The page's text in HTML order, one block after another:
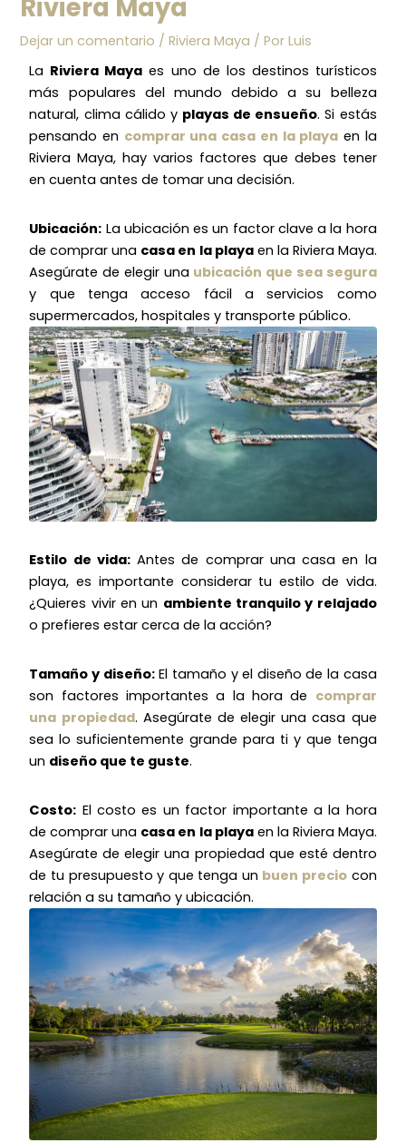
Riviera Maya
Dejar un comentario /Riviera Maya / PorLuis
La Riviera Maya es uno de los destinos turísticos
más populares del mundo debido a su belleza
natural, clima cálido y playas de ensueño. Si estás
pensando en comprar una casa en la playa en la
Riviera Maya, hay varios factores que debes tener
en cuenta antes de tomar una decisión.
Ubicación: La ubicación es un factor clave a la hora
de comprar una casa en la playaen la Riviera Maya.
Asegúrate de elegir una ubicación que sea segura
y que tenga acceso fácil a servicios como
supermercados, hospitales y transporte público.
Estilo de vida:Antes de comprar una casa en la
playa, es importante considerar tu estilo de vida.
¿Quieres vivir en un ambiente tranquilo y relajado
o prefieres estar cerca de la acción?
Tamaño y diseño:El tamaño y el diseño de la casa
son factores importantes a la hora de comprar
una propiedad. Asegúrate de elegir una casa que
sea lo suficientemente grande para ti y que tenga
un diseño que te guste.
Costo: El costo es un factor importante a la hora
de comprar una casa en la playaen la Riviera Maya.
Asegúrate de elegir una propiedad que esté dentro
de tu presupuesto y que tenga un buen precio con
relación a su tamaño y ubicación.